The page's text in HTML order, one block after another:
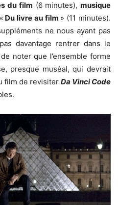
du film (6 minutes), musique
Du livre au film » (11 minutes).
ne nous ayant pas
davantage rentrer dans le
noter que l’ensemble forme
presque muséal, qui devrait
film de revisiter Da Vinci Code